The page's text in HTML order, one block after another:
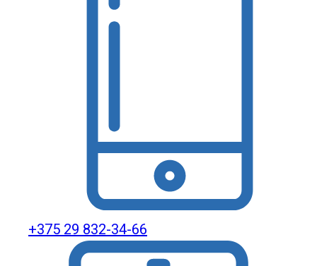
+375 29 832-34-66